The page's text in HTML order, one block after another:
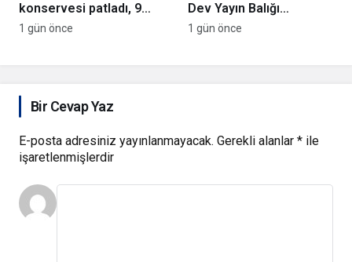
konservesi patladı, 9
aylık bebek yaralandı
1 gün önce
Dev Yayın Balığı
Yakalandı
1 gün önce
Bir Cevap Yaz
E-posta adresiniz yayınlanmayacak. Gerekli alanlar * ile
işaretlenmişlerdir